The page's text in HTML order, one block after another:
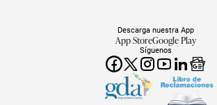
Síguenos
Descarga nuestra App
App StoreGoogle Play